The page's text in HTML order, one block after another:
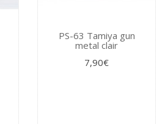
PS-63 Tamiya gun
metal clair
7,90€